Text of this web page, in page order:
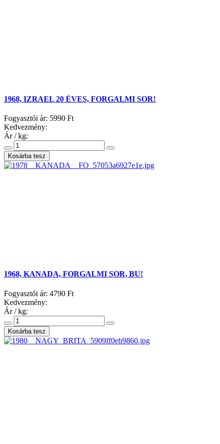
1968, IZRAEL 20 ÉVES, FORGALMI SOR!
Fogyasztói ár: 5990 Ft
Kedvezmény:
Ár / kg:
1968, KANADA, FORGALMI SOR, BU!
Fogyasztói ár: 4790 Ft
Kedvezmény:
Ár / kg: